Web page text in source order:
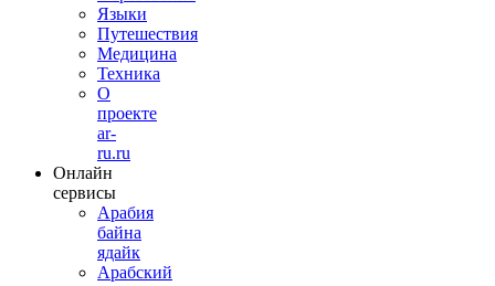
Языки
Путешествия
Медицина
Техника
О
проекте
ar-
ru.ru
Онлайн
сервисы
Арабия
байна
ядайк
Арабский